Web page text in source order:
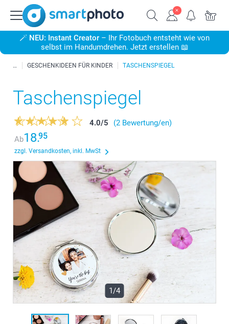
🪄 NEU: Instant Creator – Ihr Fotobuch entsteht wie von
selbst im Handumdrehen. Jetzt erstellen 📖
GESCHENKIDEEN FÜR KINDER TASCHENSPIEGEL
Taschenspiegel
4.0/5
(2 Bewertung/en)
Ab18.95
zzgl. Versandkosten, inkl. MwSt
1/4